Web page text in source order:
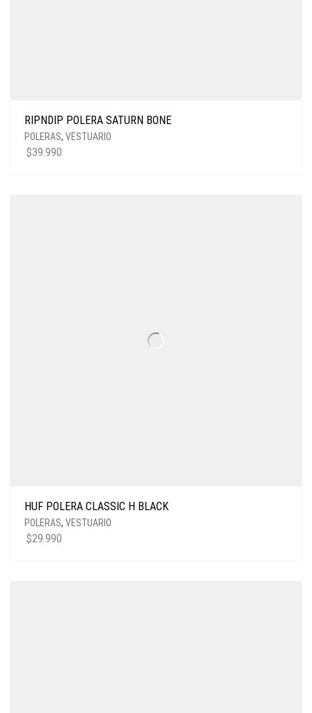
RIPNDIP POLERA SATURN BONE
POLERAS, VESTUARIO
$39.990
HUF POLERA CLASSIC H BLACK
POLERAS, VESTUARIO
$29.990